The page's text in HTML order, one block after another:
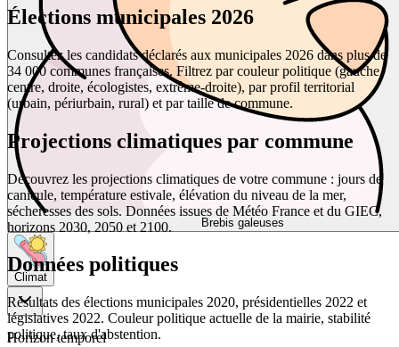
Brebis galeuses
Climat
Horizon temporel
Élections municipales 2026
Consultez les candidats déclarés aux municipales 2026 dans plus de
34 000 communes françaises. Filtrez par couleur politique (gauche,
centre, droite, écologistes, extrême-droite), par profil territorial
(urbain, périurbain, rural) et par taille de commune.
Projections climatiques par commune
Découvrez les projections climatiques de votre commune : jours de
canicule, température estivale, élévation du niveau de la mer,
sécheresses des sols. Données issues de Météo France et du GIEC,
horizons 2030, 2050 et 2100.
Données politiques
Résultats des élections municipales 2020, présidentielles 2022 et
législatives 2022. Couleur politique actuelle de la mairie, stabilité
politique, taux d'abstention.